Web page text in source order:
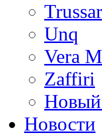
Unq
Vera
Zaffiri
Новости